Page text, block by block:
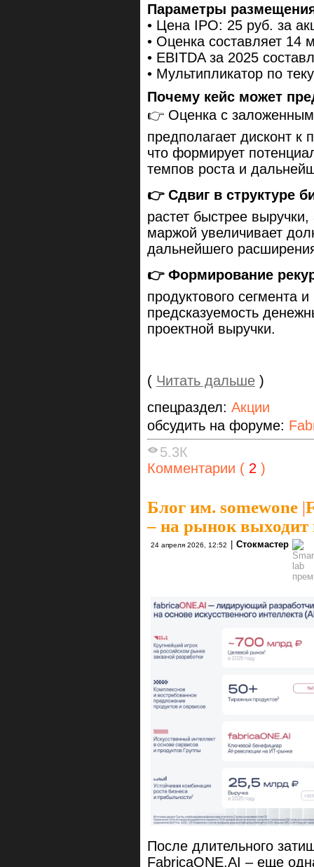
Параметры
• Цена IPO: 25 руб. за
• Оценка составляет 14
• EBITDA за 2025
• Мультипликатор по
Почему кейс может
👉 Оценка с
предполагает дисконт
что формирует
темпов роста и
👉 Сдвиг в структуре
растет быстрее
маржой увеличивает
дальнейшего
👉 Формирование
продуктового сегмента
предсказуемость
проектной выручки.
( Читать дальше )
спецраздел: Акции
обсудить на форуме:
5.3К
Комментарии ( 2 )
Блог им. somewone |
– на рынок
24 апреля 2026, 12:52 Стокмастер
После длительного
FabricaONE.AI – еще